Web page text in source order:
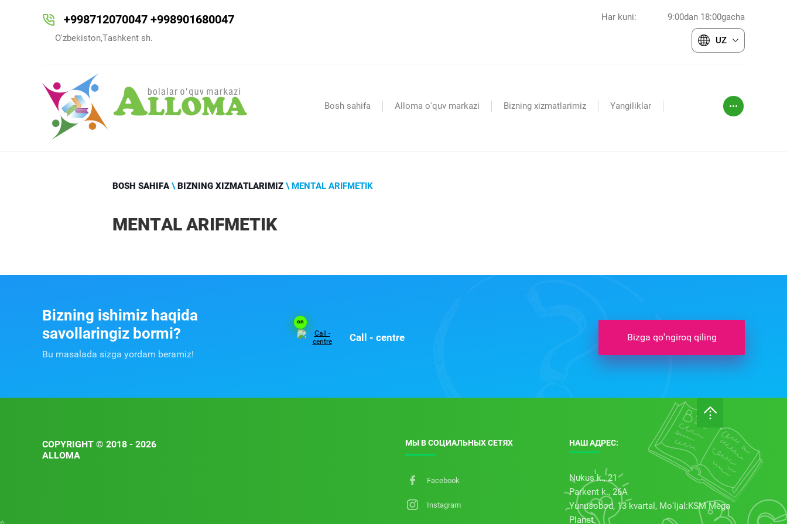
+998712070047 +998901680047
O'zbekiston,Tashkent sh.
Har kuni: 9:00dan 18:00gacha
UZ
Bosh sahifa Alloma o'quv markazi Bizning xizmatlarimiz Yangiliklar
BOSH SAHIFA \ BIZNING XIZMATLARIMIZ \ MENTAL ARIFMETIK
MENTAL ARIFMETIK
Bizning ishimiz haqida
savollaringiz bormi?
Bu masalada sizga yordam beramiz!
on
Call - centre Bizga qo'ngiroq qiling
COPYRIGHT © 2018 - 2026
ALLOMA
МЫ В СОЦИАЛЬНЫХ СЕТЯХ
Facebook
Instagram
НАШ АДРЕС:
Nukus k., 21
Parkent k., 26А
Yunusobod, 13 kvartal, Mo'ljal:KSM Mega
Planet